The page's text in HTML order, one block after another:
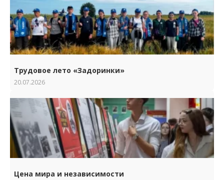
Трудовое лето «Задоринки»
20.07.2026
Цена мира и независимости